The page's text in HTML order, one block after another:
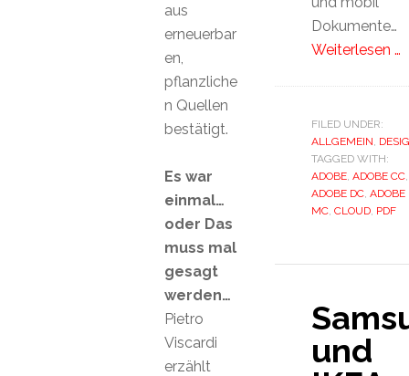
Dokumente…
Weiterlesen …
FILED UNDER:
ALLGEMEIN,
TAGGED WITH:
ADOBE, ADOBE CC,
ADOBE DC, ADOBE
MC, CLOUD, PDF
und
aus
erneuerbar
en,
pflanzliche
n Quellen
bestätigt.
Es war
einmal…
oder Das
muss mal
gesagt
werden…
Pietro
Viscardi
erzählt